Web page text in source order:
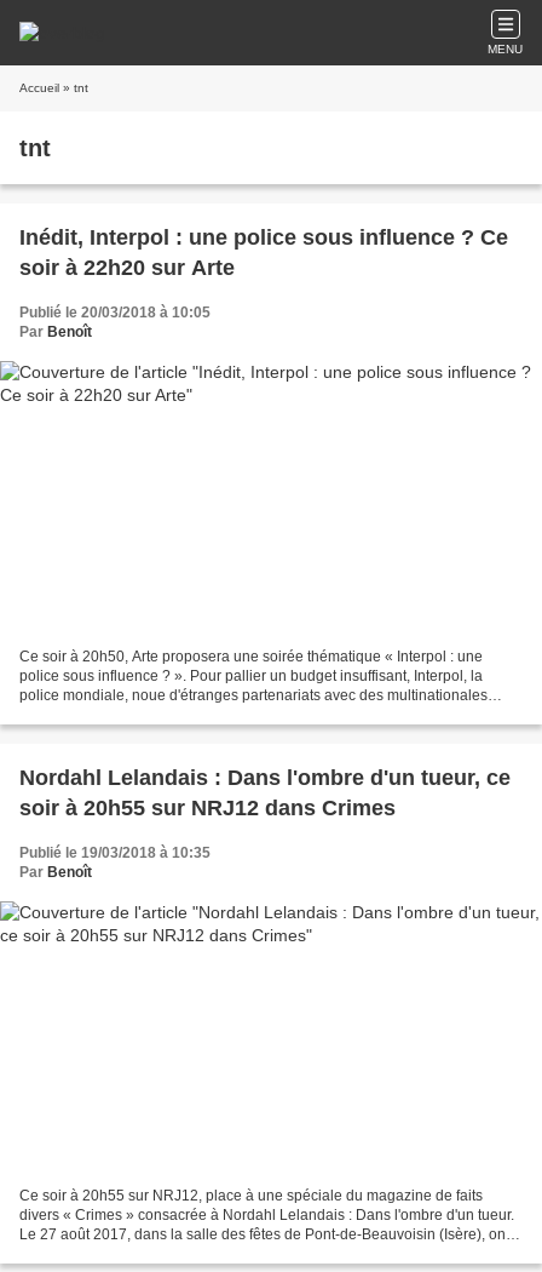
MENU
Accueil » tnt
tnt
Inédit, Interpol : une police sous influence ? Ce
soir à 22h20 sur Arte
Publié le 20/03/2018 à 10:05
Par Benoît
Ce soir à 20h50, Arte proposera une soirée thématique « Interpol : une
police sous influence ? ». Pour pallier un budget insuffisant, Interpol, la
police mondiale, noue d'étranges partenariats avec des multinationales
Nordahl Lelandais : Dans l'ombre d'un tueur, ce
soir à 20h55 sur NRJ12 dans Crimes
Publié le 19/03/2018 à 10:35
Par Benoît
Ce soir à 20h55 sur NRJ12, place à une spéciale du magazine de faits
divers « Crimes » consacrée à Nordahl Lelandais : Dans l'ombre d'un tueur.
Le 27 août 2017, dans la salle des fêtes de Pont-de-Beauvoisin (Isère), on